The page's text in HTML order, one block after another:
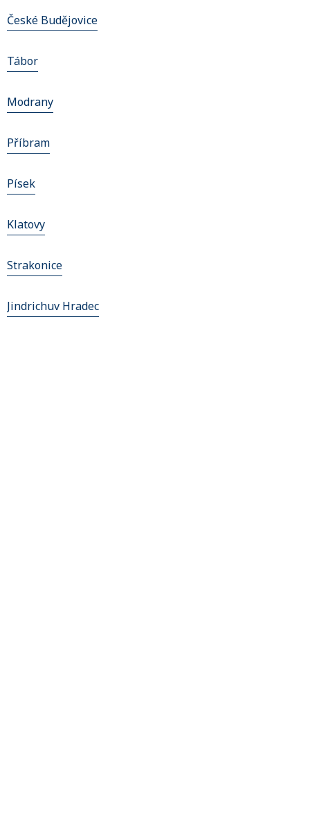
České Budějovice
Tábor
Modrany
Příbram
Písek
Klatovy
Strakonice
Jindrichuv Hradec